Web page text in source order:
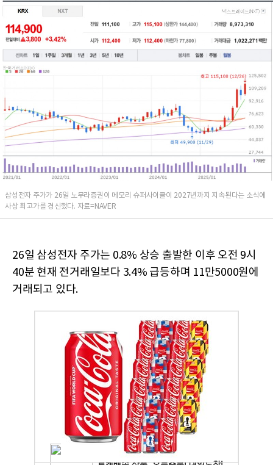
삼성전자 주가가 26일 노무라증권이 메모리 슈퍼사이클이 2027년까지 지속된다는 소식에
사상 최고가를 경신했다. 자료=NAVER
26일 삼성전자 주가는 0.8% 상승 출발한 이후 오전 9시
40분 현재 전거래일보다 3.4% 급등하며 11만5000원에
거래되고 있다.